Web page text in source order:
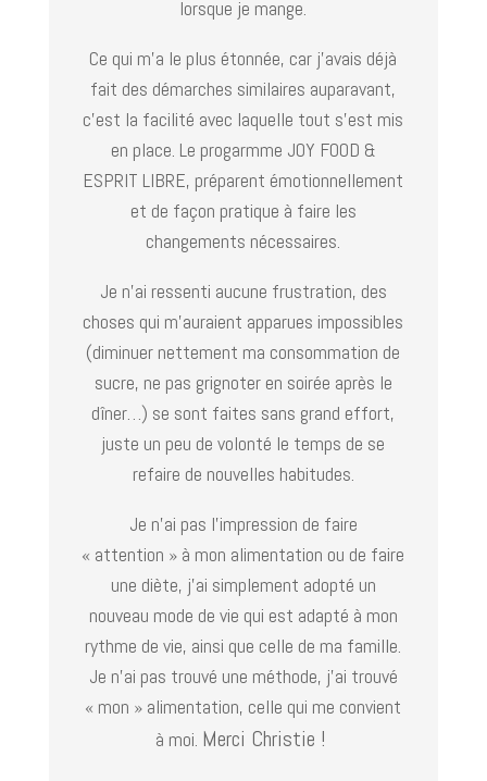
lorsque je mange.
Ce qui m’a le plus étonnée, car j’avais déjà
fait des démarches similaires auparavant,
c’est la facilité avec laquelle tout s’est mis
en place. Le progarmme JOY FOOD &
ESPRIT LIBRE, préparent émotionnellement
et de façon pratique à faire les
changements nécessaires.
Je n’ai ressenti aucune frustration, des
choses qui m’auraient apparues impossibles
(diminuer nettement ma consommation de
sucre, ne pas grignoter en soirée après le
dîner…) se sont faites sans grand effort,
juste un peu de volonté le temps de se
refaire de nouvelles habitudes.
Je n’ai pas l’impression de faire
« attention » à mon alimentation ou de faire
une diète, j’ai simplement adopté un
nouveau mode de vie qui est adapté à mon
rythme de vie, ainsi que celle de ma famille.
Je n’ai pas trouvé une méthode, j’ai trouvé
« mon » alimentation, celle qui me convient
à moi. Merci Christie !